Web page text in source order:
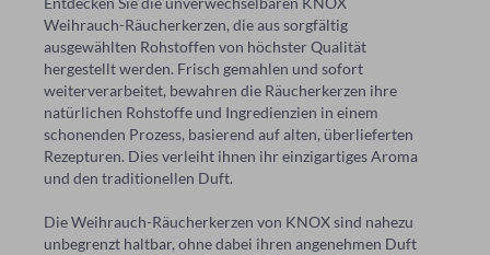
Weihrauch-Räucherkerzen, die aus sorgfältig
ausgewählten Rohstoffen von höchster Qualität
hergestellt werden. Frisch gemahlen und sofort
weiterverarbeitet, bewahren die Räucherkerzen ihre
natürlichen Rohstoffe und Ingredienzien in einem
schonenden Prozess, basierend auf alten, überlieferten
Rezepturen. Dies verleiht ihnen ihr einzigartiges Aroma
und den traditionellen Duft.
Die Weihrauch-Räucherkerzen von KNOX sind nahezu
unbegrenzt haltbar, ohne dabei ihren angenehmen Duft